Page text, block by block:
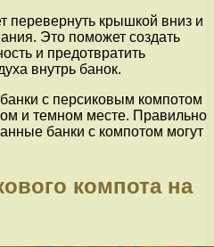
перевернуть крышкой вниз и
Это поможет создать
и предотвратить
внутрь банок.
с персиковым компотом
и темном месте. Правильно
банки с компотом могут
компота на